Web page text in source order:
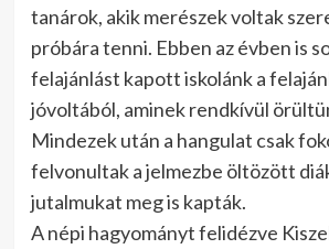
tanárok, akik merészek voltak
próbára tenni. Ebben az évben is
felajánlást kapott iskolánk a
jóvoltából, aminek rendkívül
Mindezek után a hangulat csak
felvonultak a jelmezbe öltözött
jutalmukat meg is kapták.
A népi hagyományt felidézve